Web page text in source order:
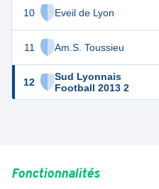
10 Eveil de Lyon
11 Am.S. Toussieu
12
Sud Lyonnais
Football 2013 2
6
Fonctionnalités